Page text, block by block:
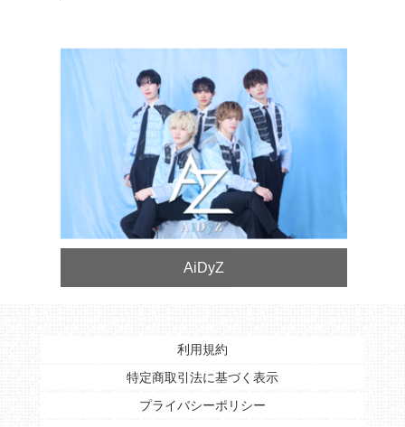
AiDyZ
利用規約
特定商取引法に基づく表示
プライバシーポリシー